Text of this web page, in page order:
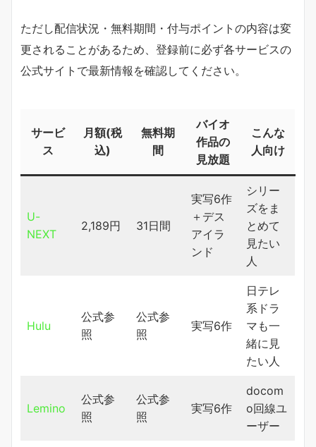
ただし配信状況・無料期間・付与ポイントの内容は変
更されることがあるため、登録前に必ず各サービスの
公式サイトで最新情報を確認してください。
サービ
ス
月額(税
込)
無料期
間
バイオ
作品の
見放題
こんな
人向け
U-
NEXT
2,189円 31日間
実写6作
＋デス
アイラ
ンド
シリー
ズをま
とめて
見たい
人
Hulu
公式参
照
公式参
照
実写6作
日テレ
系ドラ
マも一
緒に見
たい人
Lemino
公式参
照
公式参
照
実写6作
docom
o回線ユ
ーザー